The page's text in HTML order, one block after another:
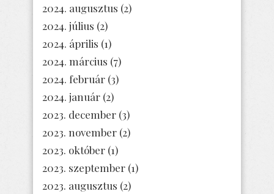
2024. augusztus (2)
2024. július (2)
2024. április (1)
2024. március (7)
2024. február (3)
2024. január (2)
2023. december (3)
2023. november (2)
2023. október (1)
2023. szeptember (1)
2023. augusztus (2)